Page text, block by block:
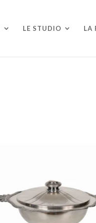
LE STUDIO LA